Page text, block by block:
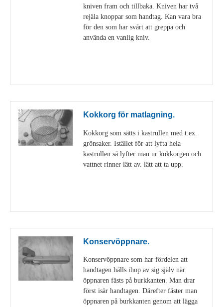
kniven fram och tillbaka. Kniven har två
rejäla knoppar som handtag. Kan vara bra
för den som har svårt att greppa och
använda en vanlig kniv.
Kokkorg för matlagning.
Kokkorg som sätts i kastrullen med t.ex.
grönsaker. Istället för att lyfta hela
kastrullen så lyfter man ur kokkorgen och
vattnet rinner lätt av. lätt att ta upp.
Konservöppnare.
Konservöppnare som har fördelen att
handtagen hålls ihop av sig själv när
öppnaren fästs på burkkanten. Man drar
först isär handtagen. Därefter fäster man
öppnaren på burkkanten genom att lägga